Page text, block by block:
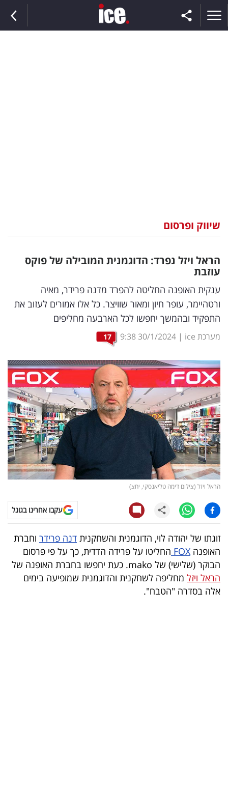
וצרכנות
דיגיטל
וטק
שיווק
ופרסום
מדדים
ומחקרים
דעות
רכילות
עסקית
קריפטו
ויראלי
טלוויזיה
עסקי
ספורט
קריירה
שיווק ופרסום
הראל ויזל נפרד: הדוגמנית המובילה של פוקס
עוזבת
ענקית האופנה החליטה להפרד מדנה פרידר, מאיה
ורטהיימר, עופר חיון ומאור שוויצר. כל אלו אמורים לעזוב את
התפקיד ובהמשך יחפשו לכל הארבעה מחליפים
מערכת ice |
30/1/2024
9:38
17
הראל ויזל (צילום דימה טליאנסקי, יחצ)
עקבו אחרינו בגוגל
זוגתו של יהודה לוי, הדוגמנית והשחקנית דנה פרידר וחברת
האופנה FOX החליטו על פרידה הדדית, כך על פי פרסום
הבוקר (שלישי) של mako. כעת יחפשו בחברת האופנה של
הראל ויזל מחליפה לשחקנית והדוגמנית שמופיעה בימים
אלה בסדרה "הטבח".